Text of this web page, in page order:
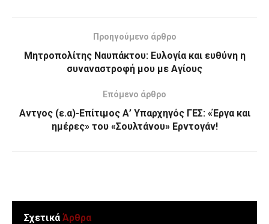
Προηγούμενο άρθρο
Μητροπολίτης Ναυπάκτου: Ευλογία και ευθύνη η
συναναστροφή μου με Αγίους
Επόμενο άρθρο
Αντγος (ε.α)-Επίτιμος Α’ Υπαρχηγός ΓΕΣ: «Έργα και
ημέρες» του «Σουλτάνου» Ερντογάν!
ΣχετικάΆρθρα